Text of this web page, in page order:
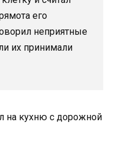
его
неприятные
их принимали
на кухню с дорожной